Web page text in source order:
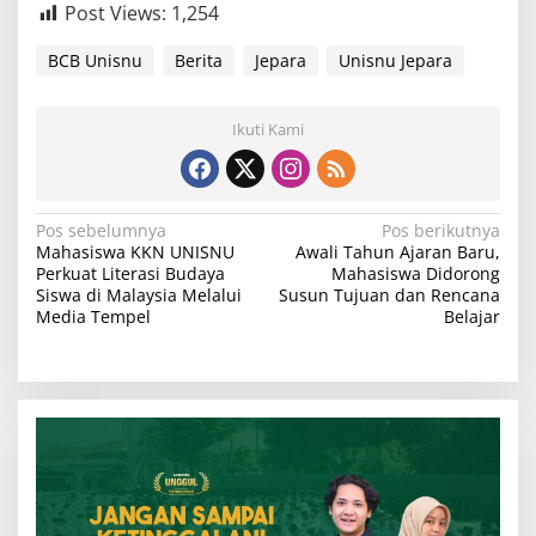
Post Views: 1,254
BCB Unisnu Berita Jepara Unisnu Jepara
Ikuti Kami
N
a
v
i
g
a
Pos sebelumnya
Mahasiswa KKN UNISNU
Perkuat Literasi Budaya
Siswa di Malaysia Melalui
Media Tempel
Pos berikutnya
Awali Tahun Ajaran Baru,
Mahasiswa Didorong
Susun Tujuan dan Rencana
Belajar